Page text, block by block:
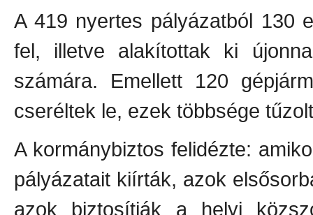
A 419 nyertes pályázatból 130
fel, illetve alakítottak ki
számára. Emellett 120
cseréltek le, ezek többsége
A kormánybiztos felidézte:
pályázatait kiírták, azok
azok biztosítják a helyi